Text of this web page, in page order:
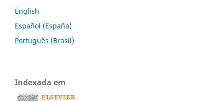
English
Español (España)
Português (Brasil)
Indexada em